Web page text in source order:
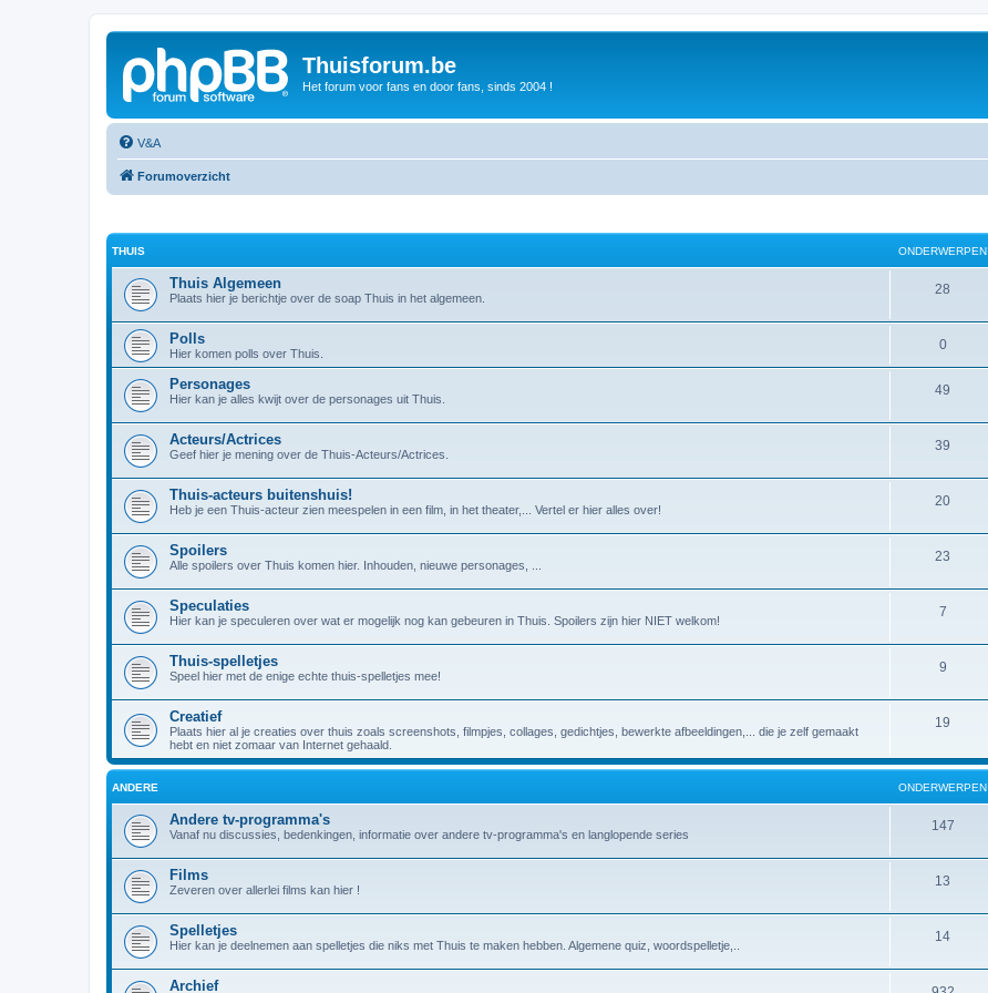
Thuisforum.be
Het forum voor fans en door fans, sinds 2004 !
V&A
Forumoverzicht
THUIS ONDERWERPEN
Thuis Algemeen
Plaats hier je berichtje over de soap Thuis in het algemeen.
28
Polls
Hier komen polls over Thuis.
0
Personages
Hier kan je alles kwijt over de personages uit Thuis.
49
Acteurs/Actrices
Geef hier je mening over de Thuis-Acteurs/Actrices.
39
Thuis-acteurs buitenshuis!
Heb je een Thuis-acteur zien meespelen in een film, in het theater,... Vertel er hier alles over!
20
Spoilers
Alle spoilers over Thuis komen hier. Inhouden, nieuwe personages, ...
23
Speculaties
Hier kan je speculeren over wat er mogelijk nog kan gebeuren in Thuis. Spoilers zijn hier NIET welkom!
7
Thuis-spelletjes
Speel hier met de enige echte thuis-spelletjes mee!
9
Creatief
Plaats hier al je creaties over thuis zoals screenshots, filmpjes, collages, gedichtjes, bewerkte afbeeldingen,... die je zelf gemaakt
hebt en niet zomaar van Internet gehaald.
19
ANDERE ONDERWERPEN
Andere tv-programma's
Vanaf nu discussies, bedenkingen, informatie over andere tv-programma's en langlopende series
147
Films
Zeveren over allerlei films kan hier !
13
Spelletjes
Hier kan je deelnemen aan spelletjes die niks met Thuis te maken hebben. Algemene quiz, woordspelletje,..
14
Archief